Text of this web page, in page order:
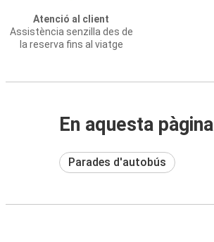
Atenció al client
Assistència senzilla des de
la reserva fins al viatge
En aquesta pàgina
Parades d'autobús